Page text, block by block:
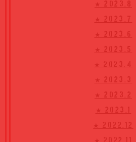
★ 2023.8
★ 2023.7
★ 2023.6
★ 2023.5
★ 2023.4
★ 2023.3
★ 2023.2
★ 2023.1
★ 2022.12